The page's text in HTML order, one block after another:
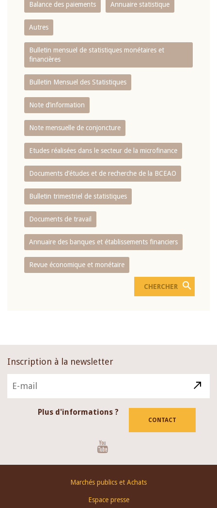
Balance des paiements Annuaire statistique
Autres
Bulletin mensuel de statistiques monétaires et
financières
Bulletin Mensuel des Statistiques
Note d’information
Note mensuelle de conjoncture
Etudes réalisées dans le secteur de la microfinance
Documents d’études et de recherche de la BCEAO
Bulletin trimestriel de statistiques
Documents de travail
Annuaire des banques et établissements financiers
Revue économique et monétaire
Inscription à la newsletter
Plus d'informations ?
CONTACT
Marchés publics et Achats
Espace presse